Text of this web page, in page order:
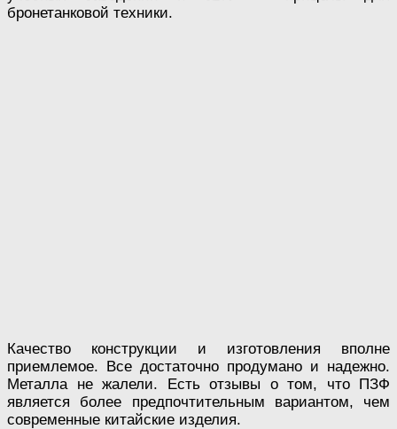
бронетанковой техники.
Качество конструкции и изготовления вполне
приемлемое. Все достаточно продумано и надежно.
Металла не жалели. Есть отзывы о том, что ПЗФ
является более предпочтительным вариантом, чем
современные китайские изделия.